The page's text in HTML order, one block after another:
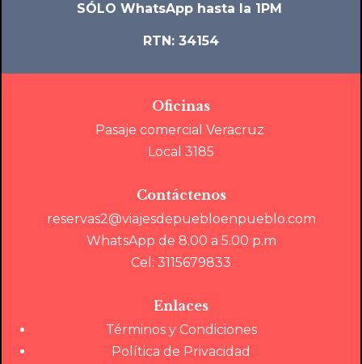
SÓLO WhatsApp hasta la 1PM
RTN: 34154
Oficinas
Pasaje comercial Veracruz
Local 3185
Contáctenos
reservas2@viajesdepuebloenpueblo.com
WhatsApp de 8.00 a 5.00 p.m
Cel: 3115679833
Enlaces
Términos y Condiciones
Política de Privacidad